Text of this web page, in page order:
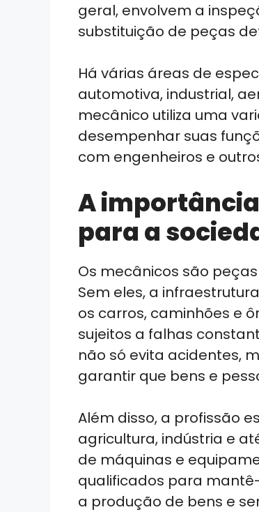
geral, envolvem a
substituição de peças
Há várias áreas de
automotiva, industrial,
mecânico utiliza uma
desempenhar suas
com engenheiros e
A
para a
Os mecânicos são
Sem eles, a
os carros, caminhões e
sujeitos a falhas
não só evita acidentes,
garantir que bens e
Além disso, a profissão
agricultura, indústria e
de máquinas e
qualificados para
a produção de bens e